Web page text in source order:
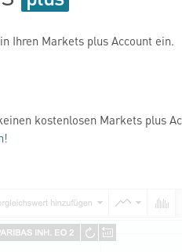
Ihren Markets plus Account ein.
kostenlosen Markets plus